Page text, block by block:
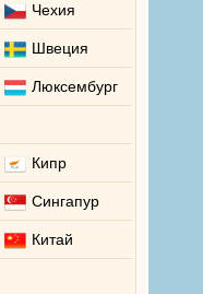
Чехия
Швеция
Люксембург
Кипр
Сингапур
Китай